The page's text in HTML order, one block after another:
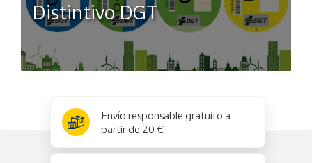
Distintivo DGT
Envío responsable gratuito a
partir de 20 €